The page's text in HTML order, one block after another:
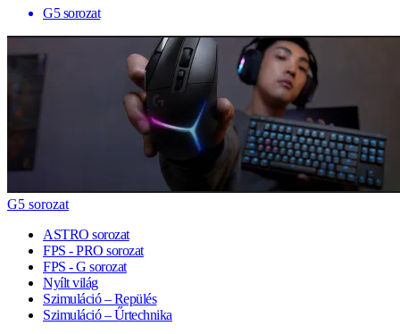
G5 sorozat
G5 sorozat
ASTRO sorozat
FPS - PRO sorozat
FPS - G sorozat
Nyílt világ
Szimuláció – Repülés
Szimuláció – Űrtechnika